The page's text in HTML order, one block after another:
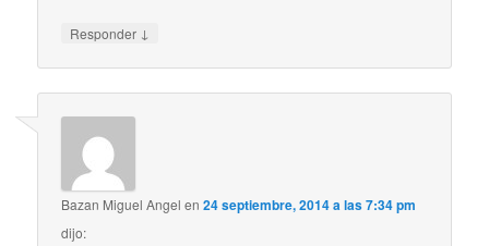
Responder ↓
Bazan Miguel Angel en24 septiembre, 2014 a las 7:34 pm
dijo: